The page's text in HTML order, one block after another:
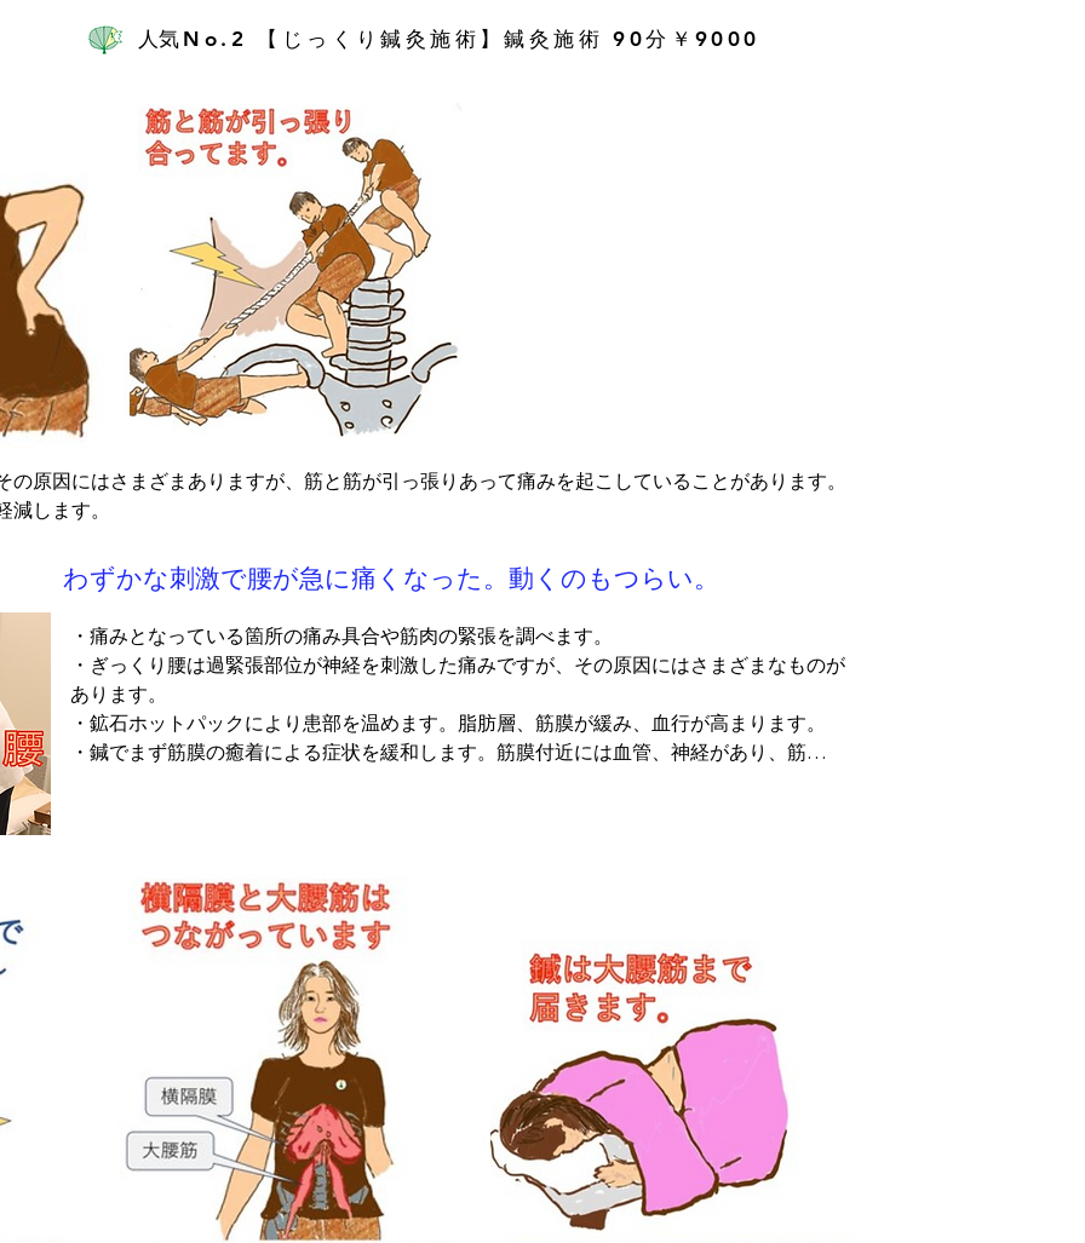
人気No.2 【じっくり鍼灸施術】鍼灸施術 90分￥9000
の原因にはさまざまありますが、筋と筋が引っ張りあって痛みを起こしていることがあります。
します。
わずかな刺激で腰が急に痛くなった。動くのもつらい。
・痛みとなっている箇所の痛み具合や筋肉の緊張を調べます。
・ぎっくり腰は過緊張部位が神経を刺激した痛みですが、その原因にはさまざまなものが
あります。
・鉱石ホットパックにより患部を温めます。脂肪層、筋膜が緩み、血行が高まります。
・鍼でまず筋膜の癒着による症状を緩和します。筋膜付近には血管、神経があり、筋膜は
ると痛みを伝達します。神経付近の筋を弛緩させ、緩和状況を確認します。
・脊柱の靭帯付近を鍼で刺激します。この付近も神経を絞扼している可能性があります。
刺鍼による緩和状況を確認します。
・鍼でパルス通電を行います。電気刺激により内因性の鎮痛物質が産生されます。内因性
の鎮痛物質は最大で３日間は持つとされます。この間にぎっくり腰の原因に施術します。
・ていしんや整体技術を活用して、他に体の過緊張を起こしている部分を施術し、ぎっく
り腰の予防を図ります。